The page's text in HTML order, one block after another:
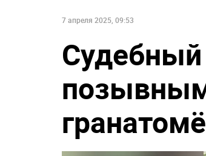
7 апреля 2025, 09:53
Судебный